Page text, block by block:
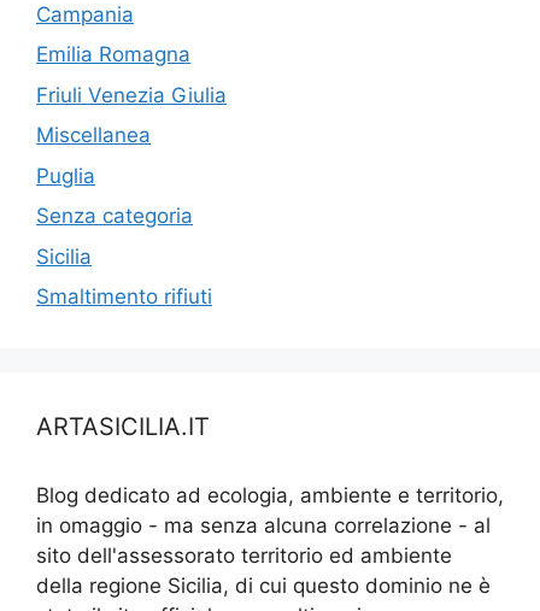
Campania
Emilia Romagna
Friuli Venezia Giulia
Miscellanea
Puglia
Senza categoria
Sicilia
Smaltimento rifiuti
ARTASICILIA.IT
Blog dedicato ad ecologia, ambiente e territorio,
in omaggio - ma senza alcuna correlazione - al
sito dell'assessorato territorio ed ambiente
della regione Sicilia, di cui questo dominio ne è